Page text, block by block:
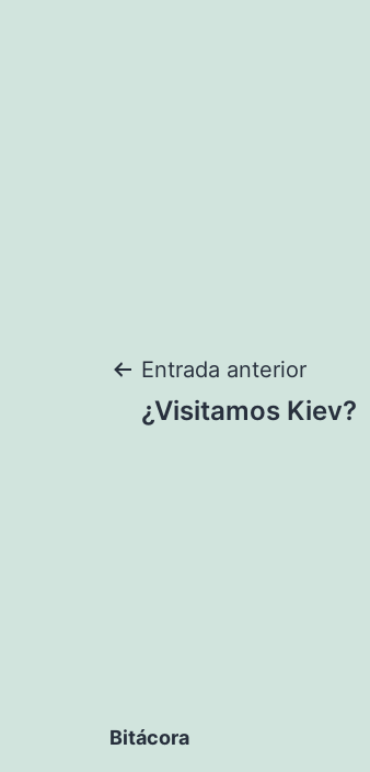
Navegación
Entrada anterior
¿Visitamos Kiev?
Bitácora